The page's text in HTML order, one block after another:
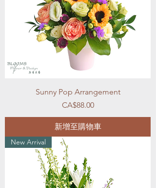
Sunny Pop Arrangement
價格
CA$88.00
新增至購物車
New Arrival